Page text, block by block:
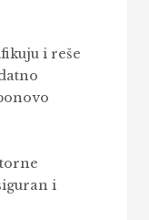
i reše
i